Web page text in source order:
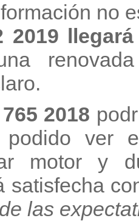
no
2019
2018
podido ver
motor y
satisfecha
las